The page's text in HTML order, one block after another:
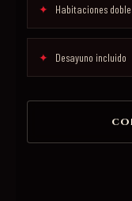
Habitaciones
Desayuno incluido